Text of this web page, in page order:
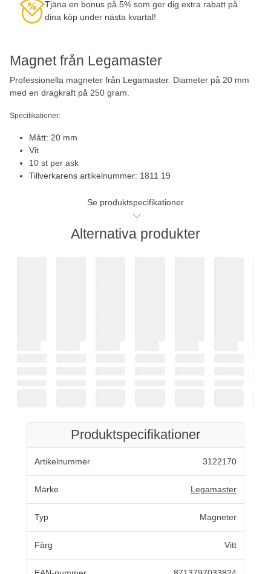
Magnet från Legamaster
Professionella magneter från Legamaster. Diameter på 20 mm
med en dragkraft på 250 gram.
Specifikationer:
Mått: 20 mm
Vit
10 st per ask
Tillverkarens artikelnummer: 1811 19
Se produktspecifikationer
Tjäna en bonus på 5% som ger dig extra rabatt på
dina köp under nästa kvartal!
Alternativa produkter
Produktspecifikationer
Artikelnummer 3122170
Märke Legamaster
Typ Magneter
Färg Vitt